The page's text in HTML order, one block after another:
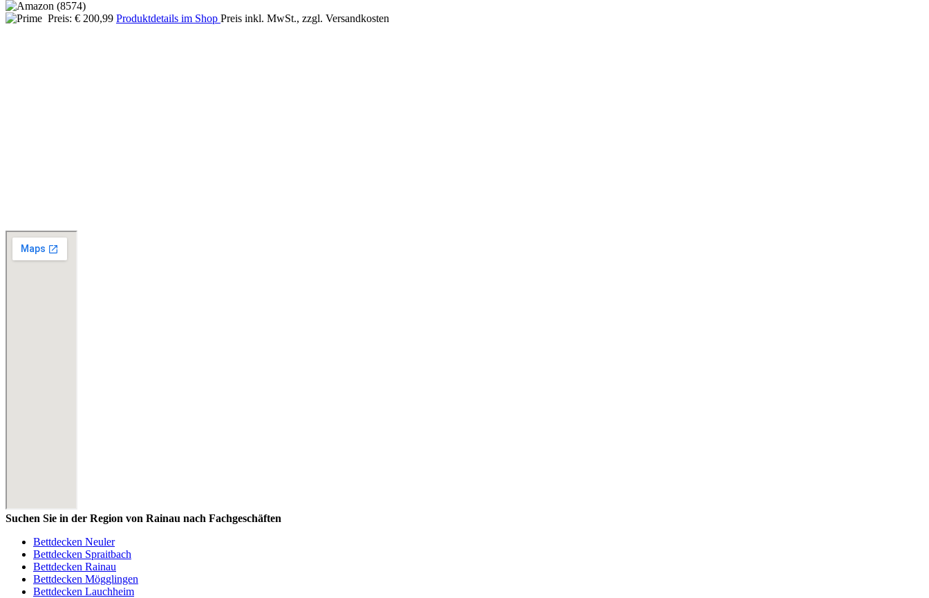
Preis: € 200,99 Produktdetails im Shop Preis inkl. MwSt., zzgl. Versandkosten
Suchen Sie in der Region von Rainau nach Fachgeschäften
Bettdecken Neuler
Bettdecken Spraitbach
Bettdecken Rainau
Bettdecken Mögglingen
Bettdecken Lauchheim